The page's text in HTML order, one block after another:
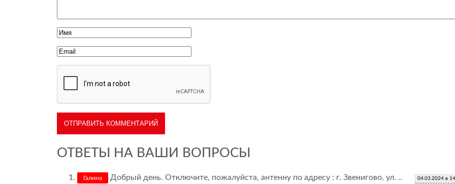
ОТВЕТЫ НА ВАШИ ВОПРОСЫ
Галина 04.03.2024 в
Добрый день. Отключите, пожалуйста, антенну по адресу : г. Звенигово, ул. ..